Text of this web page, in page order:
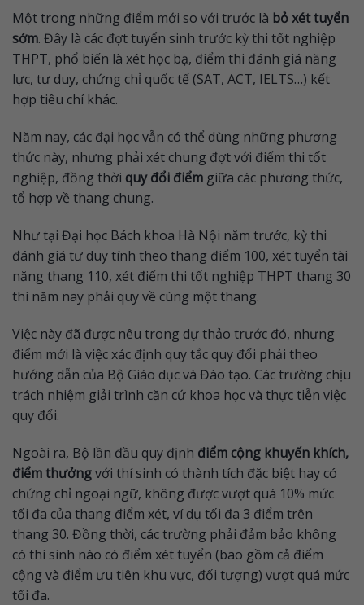
Một trong những điểm mới so với trước là bỏ xét tuyển
sớm. Đây là các đợt tuyển sinh trước kỳ thi tốt nghiệp
THPT, phổ biến là xét học bạ, điểm thi đánh giá năng
lực, tư duy, chứng chỉ quốc tế (SAT, ACT, IELTS…) kết
hợp tiêu chí khác.
Năm nay, các đại học vẫn có thể dùng những phương
thức này, nhưng phải xét chung đợt với điểm thi tốt
nghiệp, đồng thời quy đổi điểm giữa các phương thức,
tổ hợp về thang chung.
Như tại Đại học Bách khoa Hà Nội năm trước, kỳ thi
đánh giá tư duy tính theo thang điểm 100, xét tuyển tài
năng thang 110, xét điểm thi tốt nghiệp THPT thang 30
thì năm nay phải quy về cùng một thang.
Việc này đã được nêu trong dự thảo trước đó, nhưng
điểm mới là việc xác định quy tắc quy đổi phải theo
hướng dẫn của Bộ Giáo dục và Đào tạo. Các trường chịu
trách nhiệm giải trình căn cứ khoa học và thực tiễn việc
quy đổi.
Ngoài ra, Bộ lần đầu quy định điểm cộng khuyến khích,
điểm thưởngvới thí sinh có thành tích đặc biệt hay có
chứng chỉ ngoại ngữ, không được vượt quá 10% mức
tối đa của thang điểm xét, ví dụ tối đa 3 điểm trên
thang 30. Đồng thời, các trường phải đảm bảo không
có thí sinh nào có điểm xét tuyển (bao gồm cả điểm
cộng và điểm ưu tiên khu vực, đối tượng) vượt quá mức
tối đa.